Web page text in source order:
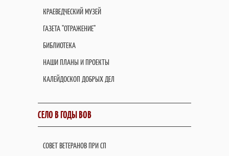
КРАЕВЕДЧЕСКИЙ МУЗЕЙ
ГАЗЕТА "ОТРАЖЕНИЕ"
БИБЛИОТЕКА
НАШИ ПЛАНЫ И ПРОЕКТЫ
КАЛЕЙДОСКОП ДОБРЫХ ДЕЛ
СЕЛО В ГОДЫ ВОВ
СОВЕТ ВЕТЕРАНОВ ПРИ СП